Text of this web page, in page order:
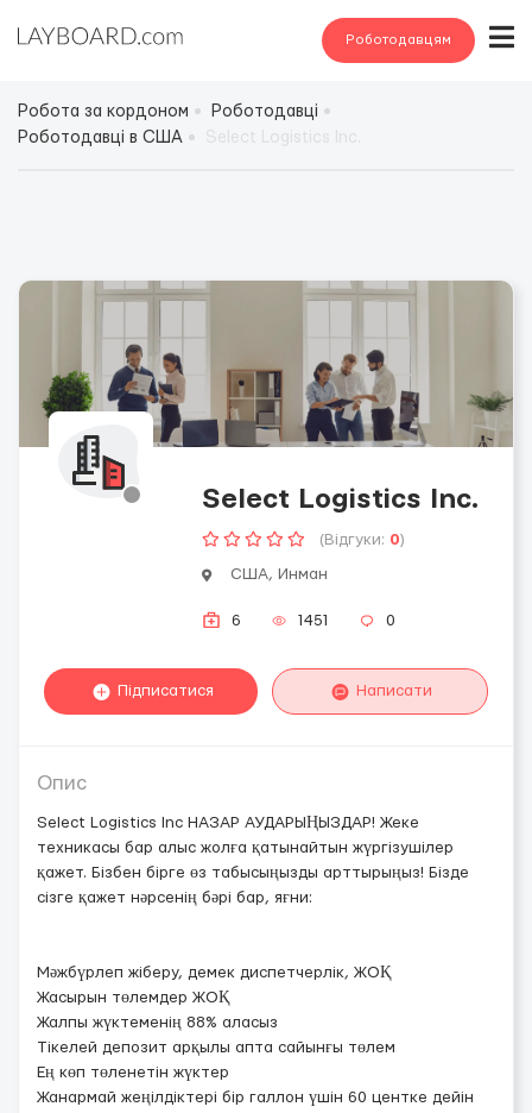
Роботодавцям
Робота за кордоном
Роботодавці
Роботодавці в США
Select Logistics Inc.
(Відгуки: 0)
США, Инман
6 1451 0
Підписатися Написати
Опис
Select Logistics Inc НАЗАР АУДАРЫҢЫЗДАР! Жеке
техникасы бар алыс жолға қатынайтын жүргізушілер
қажет. Бізбен бірге өз табысыңызды арттырыңыз! Бізде
сізге қажет нәрсенің бәрі бар, яғни:
Мәжбүрлеп жіберу, демек диспетчерлік, ЖОҚ
Жасырын төлемдер ЖОҚ
Жалпы жүктеменің 88% аласыз
Тікелей депозит арқылы апта сайынғы төлем
Ең көп төленетін жүктер
Жанармай жеңілдіктері бір галлон үшін 60 центке дейін